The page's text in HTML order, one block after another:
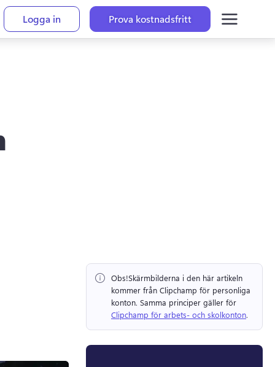
Logga in Prova kostnadsfritt
Obs!Skärmbilderna i den här artikeln
kommer från Clipchamp för personliga
konton.
Clipchamp för arbets- och skolkonton.